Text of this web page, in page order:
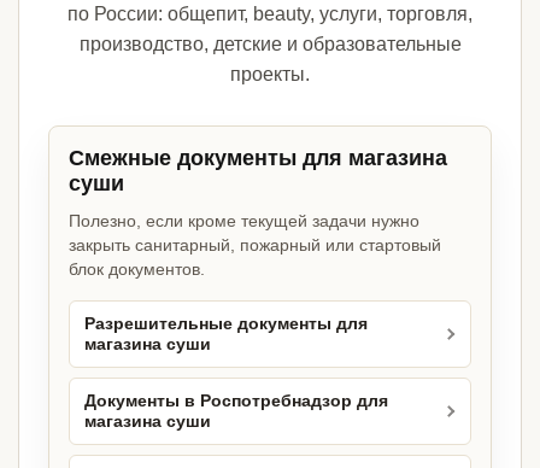
по России: общепит, beauty, услуги, торговля,
производство, детские и образовательные
проекты.
Смежные документы для магазина
суши
Полезно, если кроме текущей задачи нужно
закрыть санитарный, пожарный или стартовый
блок документов.
Разрешительные документы для
магазина суши
Документы в Роспотребнадзор для
магазина суши